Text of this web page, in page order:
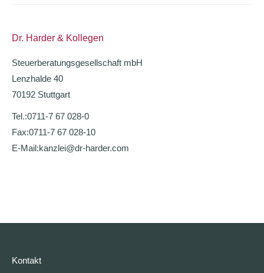
Dr. Harder & Kollegen
Steuerberatungsgesellschaft mbH
Lenzhalde 40
70192 Stuttgart
Tel.:0711-7 67 028-0
Fax:0711-7 67 028-10
E-Mail:kanzlei@dr-harder.com
Kontakt